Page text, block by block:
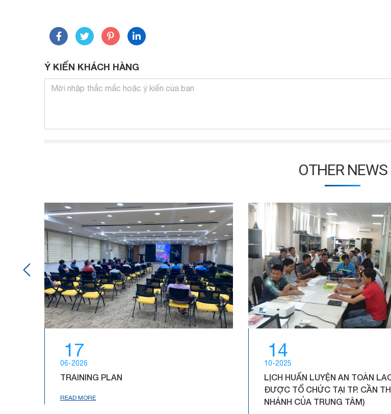
Ý KIẾN KHÁCH HÀNG
OTHER NEWS
17
06-2026
TRAINING PLAN
READ MORE
14
10-2025
LỊCH HUẤN LUYỆN AN TOÀN
ĐƯỢC TỔ CHỨC TẠI TP. CẦN
NHÁNH CỦA TRUNG TÂM)